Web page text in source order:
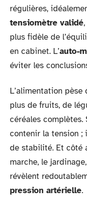
régulières,
tensiomètre validé
plus fidèle de
en cabinet. L’auto-
éviter les
L’alimentation
plus de fruits, de
céréales
contenir la tension ;
de stabilité. Et côté
marche, le
révèlent
pression artérielle.